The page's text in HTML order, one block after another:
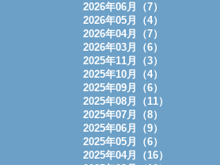
2026年06月（7）
2026年05月（4）
2026年04月（7）
2026年03月（6）
2025年11月（3）
2025年10月（4）
2025年09月（6）
2025年08月（11）
2025年07月（8）
2025年06月（9）
2025年05月（6）
2025年04月（16）